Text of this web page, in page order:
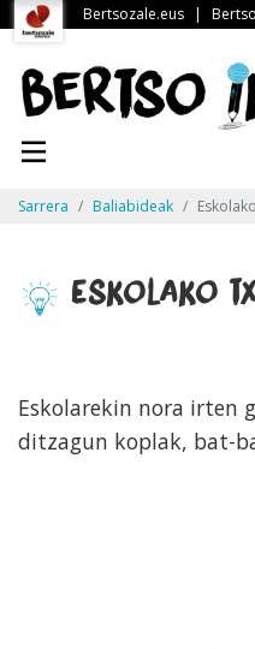
Bertsozale.eus |
Sarrera Baliabideak
Eskolako
Eskolarekin nora irten
ditzagun koplak, bat-